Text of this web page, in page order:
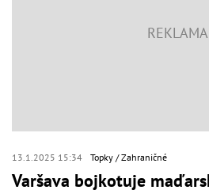
13.1.2025 15:34 Topky Zahraničné
Varšava bojkotuje